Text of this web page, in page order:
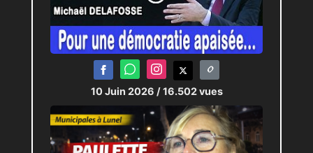
10 Juin 2026 / 16.502 vues